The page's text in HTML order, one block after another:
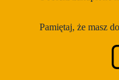
Pamiętaj, że masz